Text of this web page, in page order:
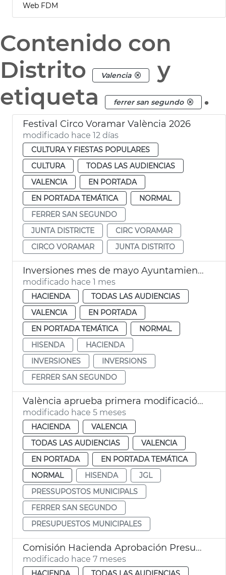
Web FDM
Contenido con
Distrito
Valencia
y
etiqueta
ferrer san segundo .
Festival Circo Voramar València 2026
modificado hace 12 días
CULTURA Y FIESTAS POPULARES
CULTURA
TODAS LAS AUDIENCIAS
VALENCIA
EN PORTADA
EN PORTADA TEMÁTICA
NORMAL
FERRER SAN SEGUNDO
JUNTA DISTRICTE
CIRC VORAMAR
CIRCO VORAMAR
JUNTA DISTRITO
Inversiones mes de mayo Ayuntamiento València
modificado hace 1 mes
HACIENDA
TODAS LAS AUDIENCIAS
VALENCIA
EN PORTADA
EN PORTADA TEMÁTICA
NORMAL
HISENDA
HACIENDA
INVERSIONES
INVERSIONS
FERRER SAN SEGUNDO
València aprueba primera modificación presupuestos 2026
modificado hace 5 meses
HACIENDA
VALENCIA
TODAS LAS AUDIENCIAS
VALENCIA
EN PORTADA
EN PORTADA TEMÁTICA
NORMAL
HISENDA
JGL
PRESSUPOSTOS MUNICIPALS
FERRER SAN SEGUNDO
PRESUPUESTOS MUNICIPALES
Comisión Hacienda Aprobación Presupuestos 2026
modificado hace 7 meses